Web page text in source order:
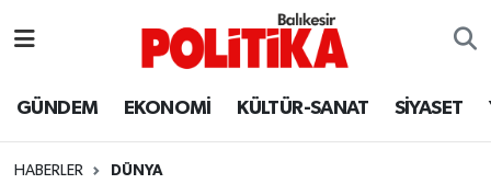
GÜNDEM EKONOMİ KÜLTÜR-SANAT SİYASET
HABERLER DÜNYA
Ayvalık
Balıkesir Hava Durumu